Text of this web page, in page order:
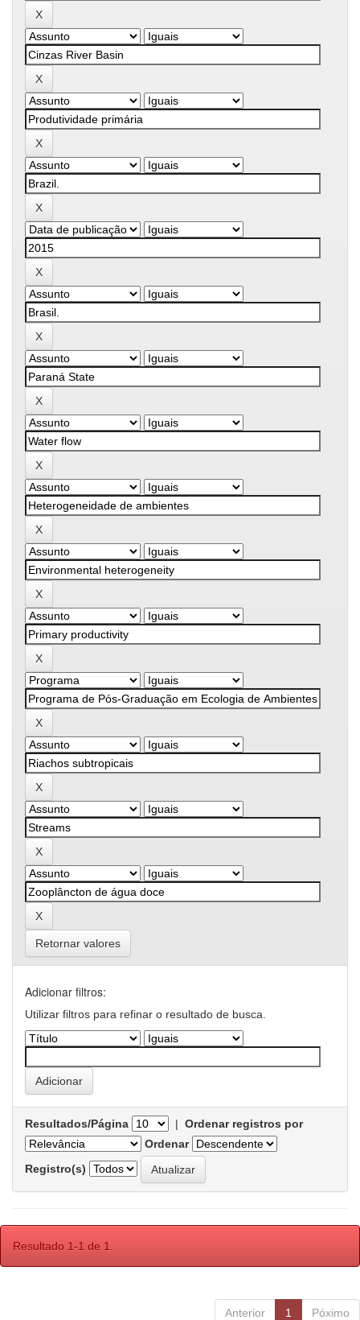
Retornar valores
Adicionar filtros:
Utilizar filtros para refinar o resultado de busca.
Resultados/Página | Ordenar registros por
Ordenar
Registro(s)
Resultado 1-1 de 1.
Anterior 1 Póximo